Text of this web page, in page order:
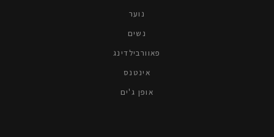
נוער
נשים
פאוורבילדינג
אינטנס
אופן ג'ים